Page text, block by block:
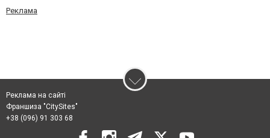
Реклама
Реклама на сайті
Франшиза "CitySites"
+38 (096) 91 303 68